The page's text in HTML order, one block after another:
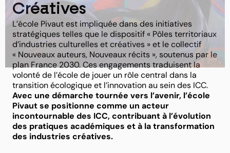
Créatives
L’école Pivaut est impliquée dans des initiatives
stratégiques telles que le dispositif « Pôles territoriaux
d’industries culturelles et créatives » et le collectif
« Nouveaux auteurs, Nouveaux récits », soutenus par le
plan France 2030. Ces engagements traduisent la
volonté de l’école de jouer un rôle central dans la
transition écologique et l’innovation au sein des ICC.
Avec une démarche tournée vers l’avenir, l’école
Pivaut se positionne comme un acteur
incontournable des ICC, contribuant à l’évolution
des pratiques académiques et à la transformation
des industries créatives.